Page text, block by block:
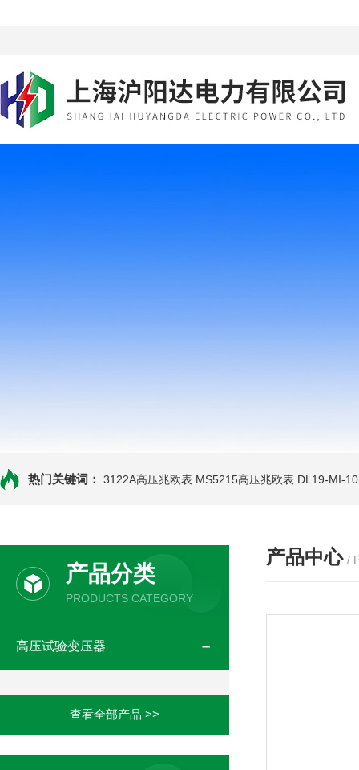
热门关键词： 3122A高压兆欧表 MS5215高压兆欧表 DL19-MI-
产品分类
PRODUCTS CATEGORY
高压试验变压器
查看全部产品 >>
产品中心 /